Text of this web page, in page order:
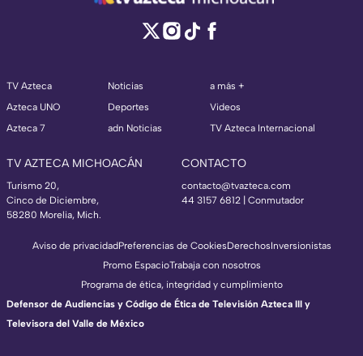
TV Azteca
Azteca UNO
Azteca 7
Noticias
Deportes
adn Noticias
a más +
Videos
TV Azteca Internacional
TV AZTECA MICHOACÁN
Turismo 20,
Cinco de Diciembre,
58280 Morelia, Mich.
CONTACTO
contacto@tvazteca.com
44 3157 6812 | Conmutador
Aviso de privacidadPreferencias de CookiesDerechosInversionistas
Promo EspacioTrabaja con nosotros
Programa de ética, integridad y cumplimiento
Defensor de Audiencias y Código de Ética de Televisión Azteca III y
Televisora del Valle de México